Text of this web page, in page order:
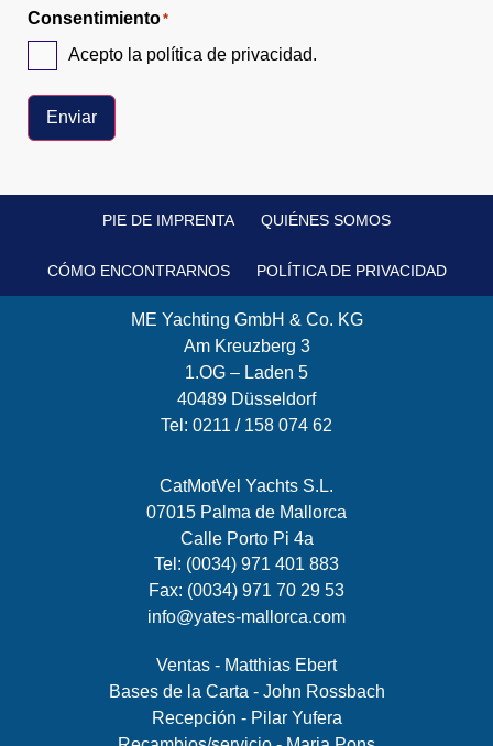
Consentimiento*
Acepto la política de privacidad.
Enviar
PIE DE IMPRENTA QUIÉNES SOMOS
CÓMO ENCONTRARNOS POLÍTICA DE PRIVACIDAD
ME Yachting GmbH & Co. KG
Am Kreuzberg 3
1.OG – Laden 5
40489 Düsseldorf
Tel: 0211 / 158 074 62
CatMotVel Yachts S.L.
07015 Palma de Mallorca
Calle Porto Pi 4a
Tel: (0034) 971 401 883
Fax: (0034) 971 70 29 53
info@yates-mallorca.com
Ventas - Matthias Ebert
Bases de la Carta - John Rossbach
Recepción - Pilar Yufera